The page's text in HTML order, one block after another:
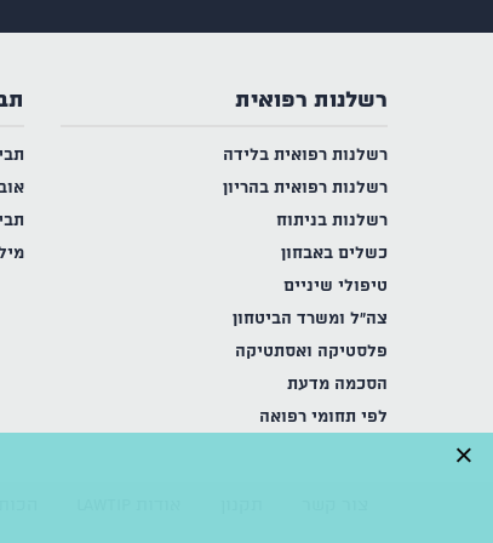
רשלנות רפואית
רשלנות רפואית בלידה
רשלנות רפואית בהריון
רשלנות בניתוח
כשלים באבחון
טיפולי שיניים
צה"ל ומשרד הביטחון
פלסטיקה ואסתטיקה
הסכמה מדעת
לפי תחומי רפואה
×